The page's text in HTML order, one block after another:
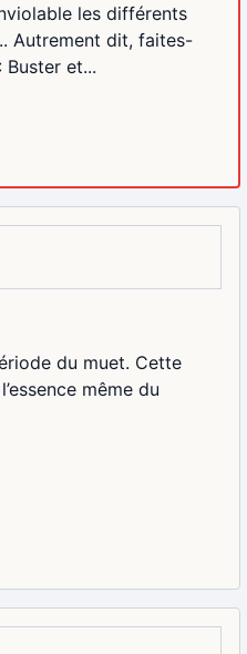
les différents
Autrement dit, faites-
Buster et...
du muet. Cette
même du